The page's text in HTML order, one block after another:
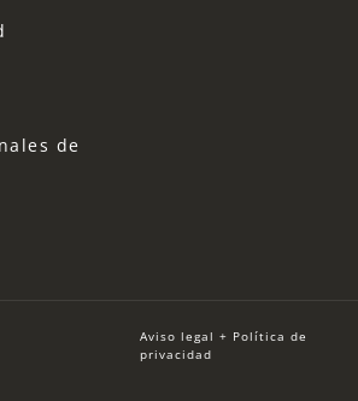
de
Aviso legal + Política de
privacidad